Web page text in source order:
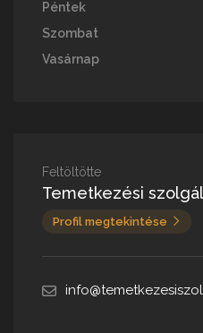
Péntek
Szombat
Vasárnap
Feltöltötte
Temetkezési
Profil megtekintése